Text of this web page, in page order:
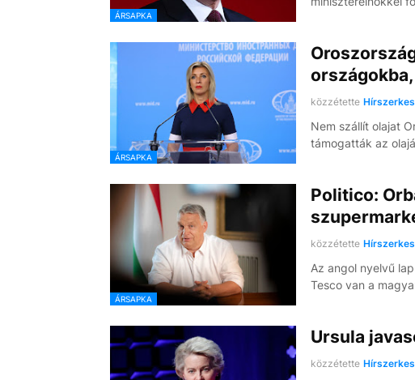
ÁRSAPKA
ÁRSAPKA
közzétette
Nem szállít olajat
támogatták az
ÁRSAPKA
Politico:
közzétette
Az angol nyelvű
Tesco van a
Ursula
közzétette